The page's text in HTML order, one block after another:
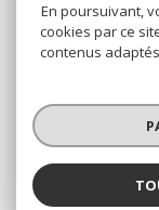
Nos
En poursuivant,
cookies par ce
contenus